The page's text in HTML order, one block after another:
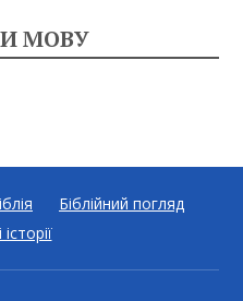
МОВУ
Біблійний погляд
історії